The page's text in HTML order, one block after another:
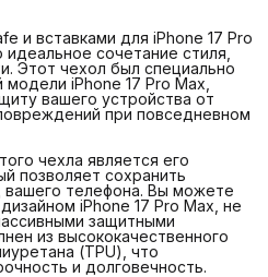
и вставками для iPhone 17 Pro
сочетание стиля,
Этот чехол был специально
iPhone 17 Pro Max,
вашего устройства от
при повседневном
чехла является его
позволяет сохранить
вашего телефона. Вы можете
iPhone 17 Pro Max, не
защитными
из высококачественного
(TPU), что
и долговечность.